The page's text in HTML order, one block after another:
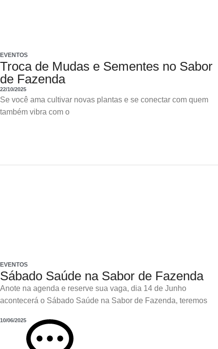
EVENTOS
Troca de Mudas e Sementes no Sabor
de Fazenda
22/10/2025
Se você ama cultivar novas plantas e se conectar com quem
também vibra com o
EVENTOS
Sábado Saúde na Sabor de Fazenda
Anote na agenda e reserve sua vaga, dia 14 de Junho
acontecerá o Sábado Saúde na Sabor de Fazenda, teremos
10/06/2025